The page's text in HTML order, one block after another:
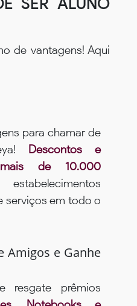
SER ALUNO
de vantagens! Aqui
para chamar de
Descontos e
de 10.000
estabelecimentos
serviços em todo o
Amigos e Ganhe
resgate prêmios